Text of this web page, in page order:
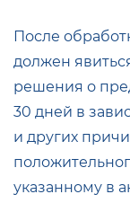
После
должен
решения о
30 дней в
и других
указанному в